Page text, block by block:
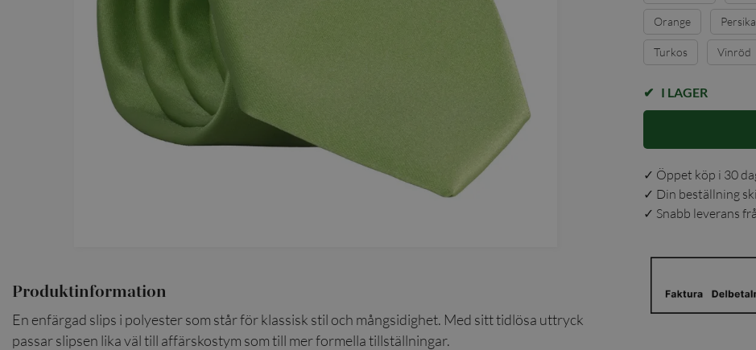
Produktinformation
En enfärgad slips i polyester som står för klassisk stil och mångsidighet. Med sitt tidlösa uttryck
passar slipsen lika väl till affärskostym som till mer formella tillställningar.
Orange Persika
Turkos Vinröd
I LAGER
✓ Öppet köp i 30
✓ Din beställning
✓ Snabb leverans